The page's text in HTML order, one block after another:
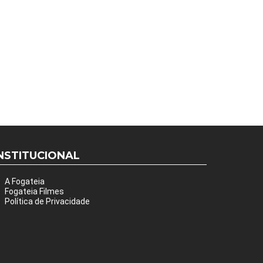
A Fogateia
Fogateia Filmes
Política de Privacidade